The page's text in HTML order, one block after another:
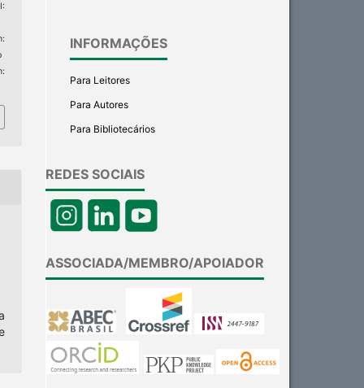
INFORMAÇÕES
Para Leitores
Para Autores
Para Bibliotecários
REDES SOCIAIS
ASSOCIADA/MEMBRO/APOIADOR